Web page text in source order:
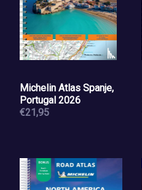
Michelin Atlas Spanje,
Portugal 2026
€21,95